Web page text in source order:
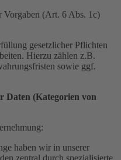
Vorgaben (Art. 6 Abs. 1c)
gesetzlicher Pflichten
Hierzu zählen z.B.
sowie ggf.
Daten (Kategorien von
haben wir in unserer